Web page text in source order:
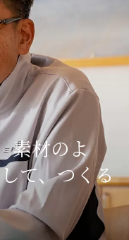
ゆかりのあの人
に暮らすということ
下田の新本格焼酎論
っと語ろう麹と発酵
じめての発酵食レシピ
と発酵の基礎講座
素材のよ
て、つくる